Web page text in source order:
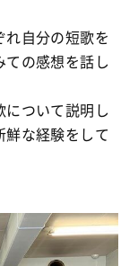
自分の短歌を
の感想を話し
について説明し
な経験をして